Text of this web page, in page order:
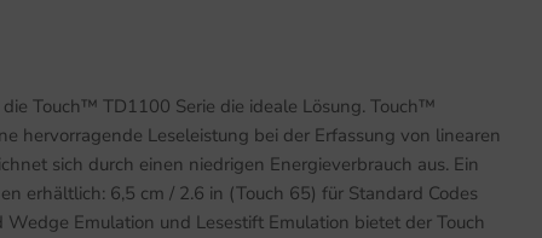
Touch™ TD1100 Serie die ideale Lösung. Touch™
hervorragende Leseleistung bei der Erfassung von linearen
sich durch einen niedrigen Energieverbrauch aus. Ein
erhältlich: 6,5 cm / 2.6 in (Touch 65) für Standard Codes
Emulation und Lesestift Emulation bietet der Touch